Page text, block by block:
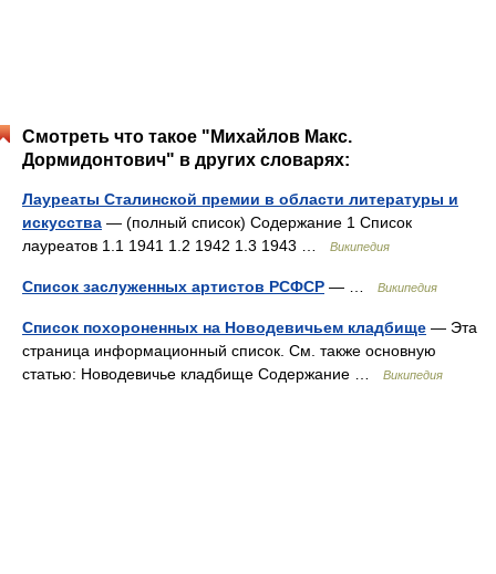
Смотреть что такое "Михайлов Макс.
Дормидонтович" в других словарях:
Лауреаты Сталинской премии в области литературы и
искусства — (полный список) Содержание 1 Список
лауреатов 1.1 1941 1.2 1942 1.3 1943 …
Википедия
Список заслуженных артистов РСФСР — … Википедия
Список похороненных на Новодевичьем кладбище — Эта
страница информационный список. См. также основную
статью: Новодевичье кладбище Содержание …
Википедия